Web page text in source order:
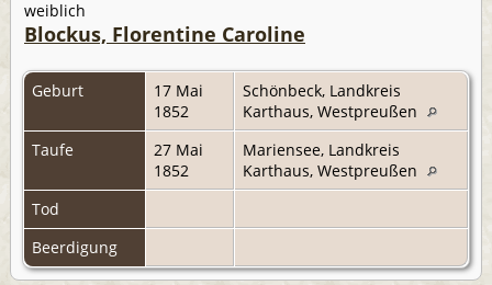
weiblich
Blockus, Florentine Caroline
Geburt
17 Mai
1852
Schönbeck, Landkreis
Karthaus, Westpreußen
Taufe
27 Mai
1852
Mariensee, Landkreis
Karthaus, Westpreußen
Tod
Beerdigung